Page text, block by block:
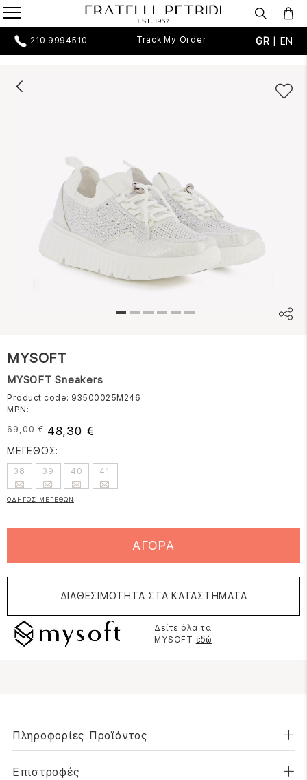
210 9994510 Track My Order GR | EN
MYSOFT
MYSOFT Sneakers
Product code: 93500025M246
MPN:
69,00 € 48,30 €
ΜΕΓΕΘΟΣ:
38 39 40 41
ΟΔΗΓΟΣ ΜΕΓΕΘΩΝ
ΑΓΟΡΑ
ΔΙΑΘΕΣΙΜΟΤΗΤΑ ΣΤΑ ΚΑΤΑΣΤΗΜΑΤΑ
Δείτε όλα τα
MYSOFT εδώ
Πληροφορίες Προϊόντος
Επιστροφές